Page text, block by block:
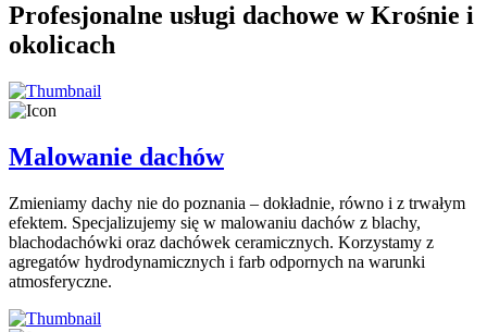
Profesjonalne usługi dachowe w Krośnie i
okolicach
Malowanie dachów
Zmieniamy dachy nie do poznania – dokładnie, równo i z trwałym
efektem. Specjalizujemy się w malowaniu dachów z blachy,
blachodachówki oraz dachówek ceramicznych. Korzystamy z
agregatów hydrodynamicznych i farb odpornych na warunki
atmosferyczne.